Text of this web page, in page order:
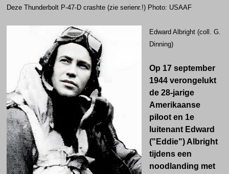
Deze Thunderbolt P-47-D crashte (zie serienr.!) Photo: USAAF
Edward Albright (coll. G.
Dinning)
Op 17 september
1944 verongelukt
de 28-jarige
Amerikaanse
piloot en 1e
luitenant Edward
("Eddie") Albright
tijdens een
noodlanding met